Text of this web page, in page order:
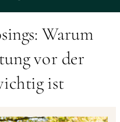
Warum
vor der
ist